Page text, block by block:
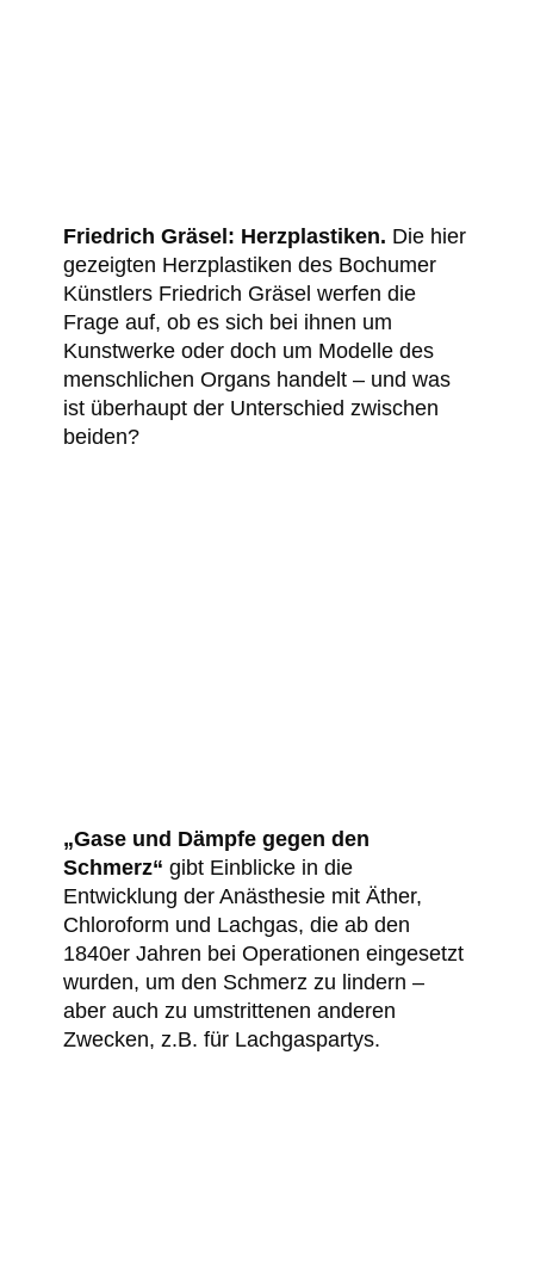
Friedrich Gräsel: Herzplastiken. Die hier
gezeigten Herzplastiken des Bochumer
Künstlers Friedrich Gräsel werfen die
Frage auf, ob es sich bei ihnen um
Kunstwerke oder doch um Modelle des
menschlichen Organs handelt – und was
ist überhaupt der Unterschied zwischen
beiden?
„Gase und Dämpfe gegen den
Schmerz“ gibt Einblicke in die
Entwicklung der Anästhesie mit Äther,
Chloroform und Lachgas, die ab den
1840er Jahren bei Operationen eingesetzt
wurden, um den Schmerz zu lindern –
aber auch zu umstrittenen anderen
Zwecken, z.B. für Lachgaspartys.